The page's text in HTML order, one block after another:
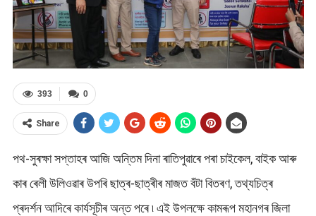
0
393
Share
পথ-সুৰক্ষা সপ্তাহৰ আজি অন্তিম দিনা ৰাতিপুৱাৰে পৰা চাইকেল, বাইক আৰু
কাৰ ৰেলী উলিওৱাৰ উপৰি ছাত্ৰ-ছাত্ৰীৰ মাজত বঁটা বিতৰণ, তথ্যচিত্ৰ
প্ৰদৰ্শন আদিৰে কাৰ্যসূচীৰ অন্ত পৰে ৷ এই উপলক্ষে কামৰূপ মহানগৰ জিলা